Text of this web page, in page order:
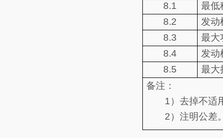
8.1
最低
8.2
发动
8.3
最大
8.4
发动
8.5
最大
备注：
1）去掉不适
2）注明公差